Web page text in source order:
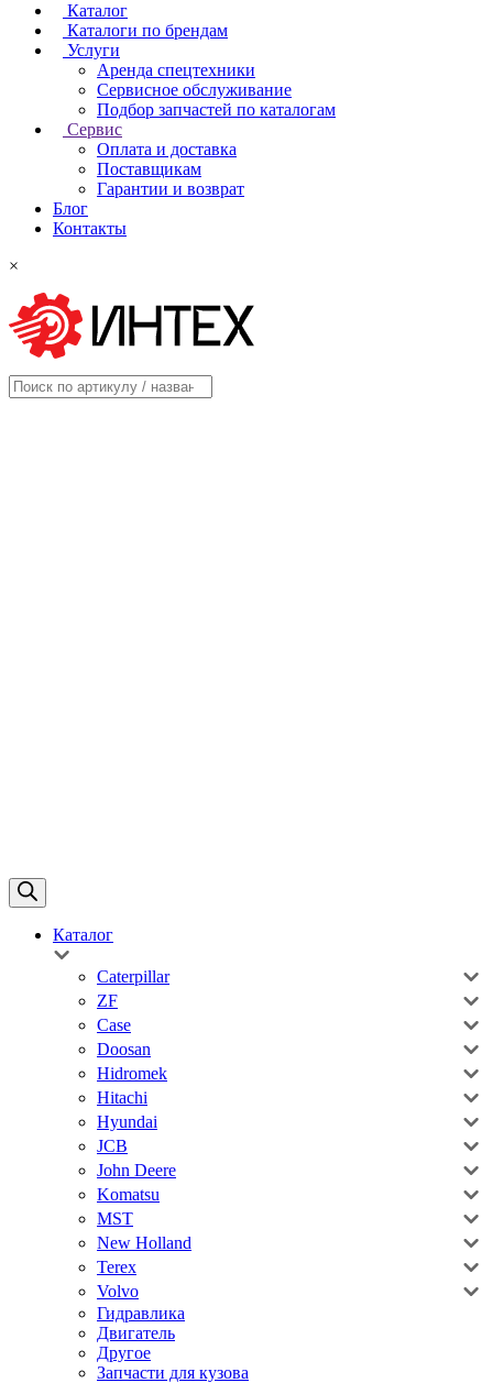
Каталог
Каталоги по брендам
Услуги
Аренда спецтехники
Сервисное обслуживание
Подбор запчастей по каталогам
Сервис
Оплата и доставка
Поставщикам
Гарантии и возврат
Блог
Контакты
×
Каталог
Caterpillar
ZF
Case
Doosan
Hidromek
Hitachi
Hyundai
JCB
John Deere
Komatsu
MST
New Holland
Terex
Volvo
Гидравлика
Двигатель
Другое
Запчасти для кузова